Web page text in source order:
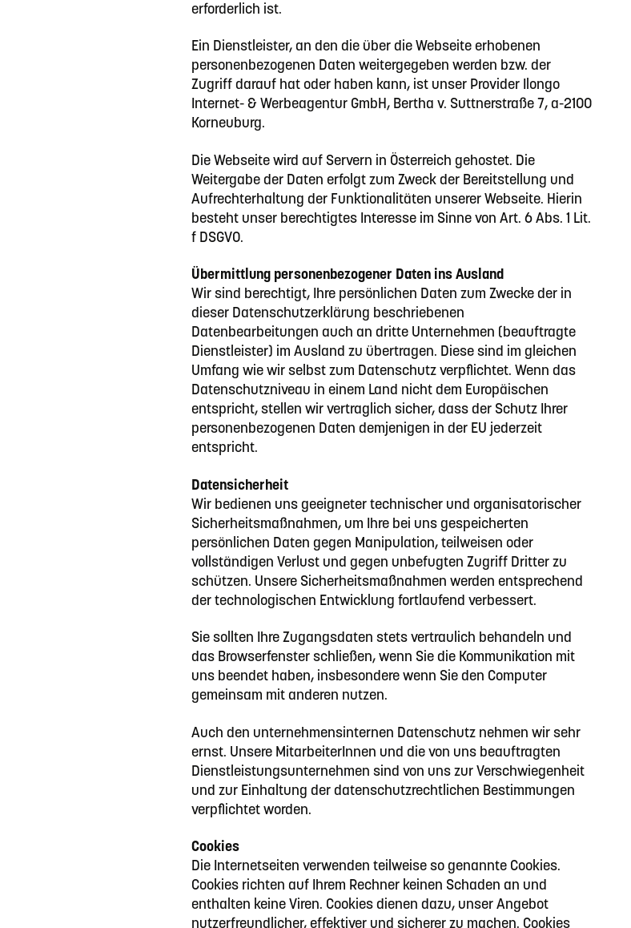
erforderlich ist.
Ein Dienstleister, an den die über die Webseite erhobenen
personenbezogenen Daten weitergegeben werden bzw. der
Zugriff darauf hat oder haben kann, ist unser Provider Ilongo
Internet- & Werbeagentur GmbH, Bertha v. Suttnerstraße 7, a-2100
Korneuburg.
Die Webseite wird auf Servern in Österreich gehostet. Die
Weitergabe der Daten erfolgt zum Zweck der Bereitstellung und
Aufrechterhaltung der Funktionalitäten unserer Webseite. Hierin
besteht unser berechtigtes Interesse im Sinne von Art. 6 Abs. 1 Lit.
f DSGVO.
Übermittlung personenbezogener Daten ins Ausland
Wir sind berechtigt, Ihre persönlichen Daten zum Zwecke der in
dieser Datenschutzerklärung beschriebenen
Datenbearbeitungen auch an dritte Unternehmen (beauftragte
Dienstleister) im Ausland zu übertragen. Diese sind im gleichen
Umfang wie wir selbst zum Datenschutz verpflichtet. Wenn das
Datenschutzniveau in einem Land nicht dem Europäischen
entspricht, stellen wir vertraglich sicher, dass der Schutz Ihrer
personenbezogenen Daten demjenigen in der EU jederzeit
entspricht.
Datensicherheit
Wir bedienen uns geeigneter technischer und organisatorischer
Sicherheitsmaßnahmen, um Ihre bei uns gespeicherten
persönlichen Daten gegen Manipulation, teilweisen oder
vollständigen Verlust und gegen unbefugten Zugriff Dritter zu
schützen. Unsere Sicherheitsmaßnahmen werden entsprechend
der technologischen Entwicklung fortlaufend verbessert.
Sie sollten Ihre Zugangsdaten stets vertraulich behandeln und
das Browserfenster schließen, wenn Sie die Kommunikation mit
uns beendet haben, insbesondere wenn Sie den Computer
gemeinsam mit anderen nutzen.
Auch den unternehmensinternen Datenschutz nehmen wir sehr
ernst. Unsere MitarbeiterInnen und die von uns beauftragten
Dienstleistungsunternehmen sind von uns zur Verschwiegenheit
und zur Einhaltung der datenschutzrechtlichen Bestimmungen
verpflichtet worden.
Cookies
Die Internetseiten verwenden teilweise so genannte Cookies.
Cookies richten auf Ihrem Rechner keinen Schaden an und
enthalten keine Viren. Cookies dienen dazu, unser Angebot
nutzerfreundlicher, effektiver und sicherer zu machen. Cookies